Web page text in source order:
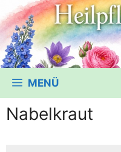
MENÜ
Nabelkraut